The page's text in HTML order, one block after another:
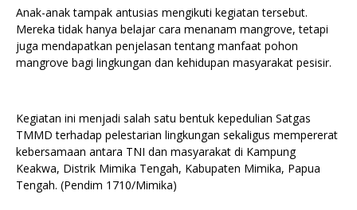
Anak-anak tampak antusias mengikuti kegiatan tersebut.
Mereka tidak hanya belajar cara menanam mangrove, tetapi
juga mendapatkan penjelasan tentang manfaat pohon
mangrove bagi lingkungan dan kehidupan masyarakat pesisir.
Kegiatan ini menjadi salah satu bentuk kepedulian Satgas
TMMD terhadap pelestarian lingkungan sekaligus mempererat
kebersamaan antara TNI dan masyarakat di Kampung
Keakwa, Distrik Mimika Tengah, Kabupaten Mimika, Papua
Tengah. (Pendim 1710/Mimika)